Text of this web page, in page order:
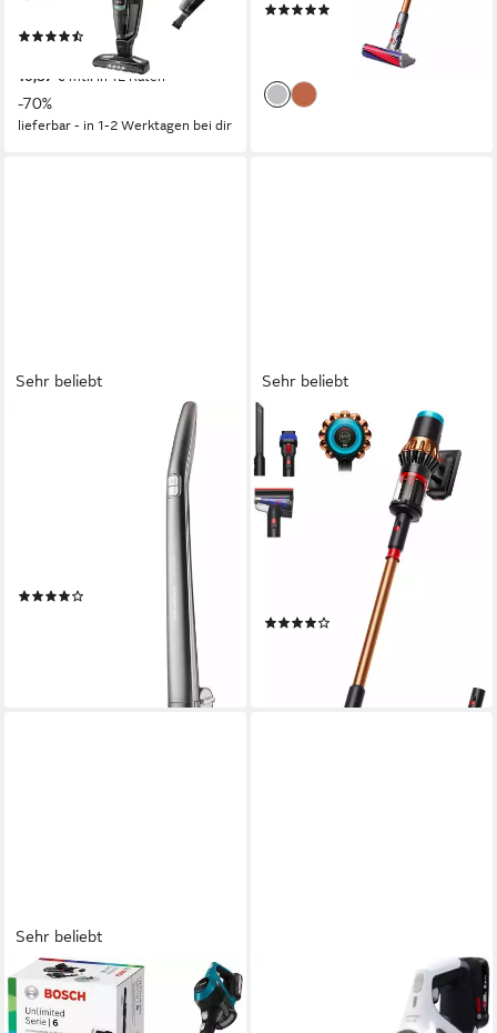
Filtersystem
(1486)
UVP399,95 €
10,87 € mtl. in 12 Raten
-70%
lieferbar - in 1-2 Werktagen bei dir
mtl. in 36 Raten
lieferbar - in 1-2 Werktagen bei dir
Sehr beliebt
Akku-Stielstaubsauger VCH
9832, 2- in 1 Akkusauger,
herausnehmbares Handteil
lieferbar - in 1-2 Werktagen bei dir
Sehr beliebt
Akku-Hand-und
Stielstaubsauger V16 (DS60)
Piston Animal Submarine™,
bis zu 70 Minuten Laufzeit
Größe Staubbehälter
mtl. in 48 Raten
lieferbar - in 1-2 Werktagen bei dir
Sehr beliebt
BOSCH
Akku-Stielstaubsauger
Akku-Stielstaubsauger